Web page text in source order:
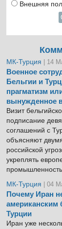
Внешняя
МК-Турция | 14
Военное
Бельгии и
прагматизм
вынужденное
Визит
подписание
соглашений с
объясняют
российской
укреплять
МК-Турция
| 04
Почему Иран
американским
Турции
Иран уже